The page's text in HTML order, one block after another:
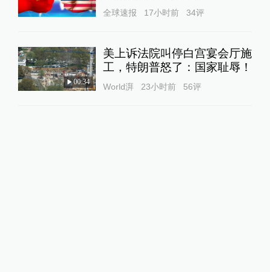
全球速报 17小时前 34评
00:34
美上诉法院叫停白宫宴会厅施
工，特朗普怒了：国家耻辱！
World湃 23小时前 56评